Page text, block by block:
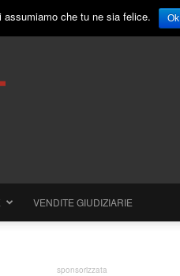
VENDITE GIUDIZIARIE
sponsorizzata
che tu ne sia felice. Ok